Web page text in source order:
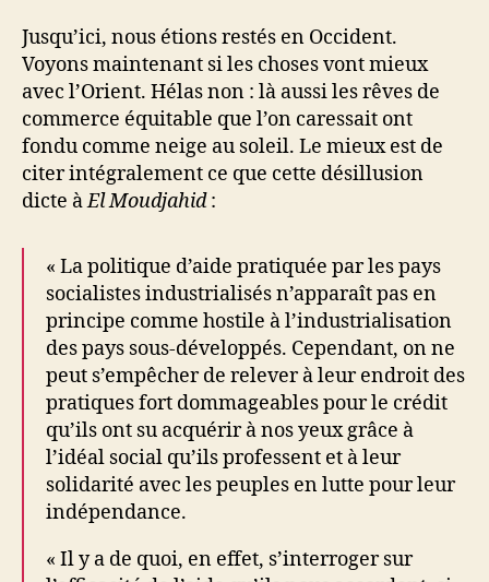
Jusqu’ici, nous étions restés en Occident.
Voyons maintenant si les choses vont mieux
avec l’Orient. Hélas non : là aussi les rêves de
commerce équitable que l’on caressait ont
fondu comme neige au soleil. Le mieux est de
citer intégralement ce que cette désillusion
dicte àEl Moudjahid:
« La politique d’aide pratiquée par les pays
socialistes industrialisés n’apparaît pas en
principe comme hostile à l’industrialisation
des pays sous-développés. Cependant, on ne
peut s’empêcher de relever à leur endroit des
pratiques fort dommageables pour le crédit
qu’ils ont su acquérir à nos yeux grâce à
l’idéal social qu’ils professent et à leur
solidarité avec les peuples en lutte pour leur
indépendance.
« Il y a de quoi, en effet, s’interroger sur